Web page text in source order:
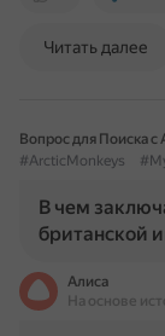
Читать далее
Вопрос для Поиска с
#ArcticMonkeys
В чем
британской
Алиса
На основе